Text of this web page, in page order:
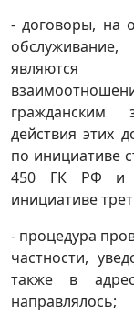
- договоры, на
являются
гражданским
действия этих
по инициативе
450 ГК РФ и
инициативе
- процедура
частности,
также в
направлялось;